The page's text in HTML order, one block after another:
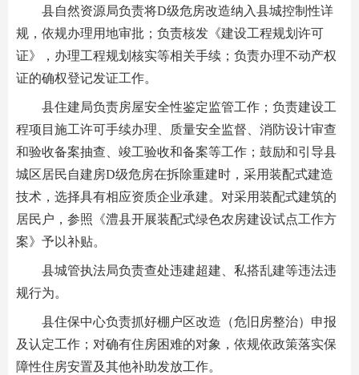
县自然资源局负责将D级危房改造纳入县城控制性详
规，依规办理用地审批；负责核发《建设工程规划许可
证》，办理工程规划核实等相关手续；负责办理不动产权
证的确权登记发证工作。
县住建局负责房屋安全性鉴定监管工作；负责建设工
程项目施工许可手续办理、质量安全监督、消防设计审查
和验收备案抽查、竣工验收和备案等工作；鼓励和引导县
城区居民自建房D级危房在拆除重建时，采用装配式建造
技术，选择具有相应资质企业承建。对采用装配式建筑的
居民户，参照《澧县开展装配式绿色农房建设试点工作方
案》予以补贴。
县城管执法局负责查处违建超建、私搭乱建等违法违
规行为。
县住保中心负责抓好棚户区改造（危旧房整治）申报
及认定工作；对确有住房困难的对象，依规依政策落实保
障性住房安置及其他补助发放工作。